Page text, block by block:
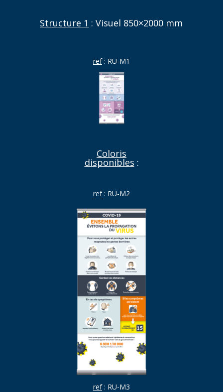
Structure 1 : Visuel 850×2000 mm
ref: RU-M1
Coloris
disponibles :
ref: RU-M2
ref: RU-M3